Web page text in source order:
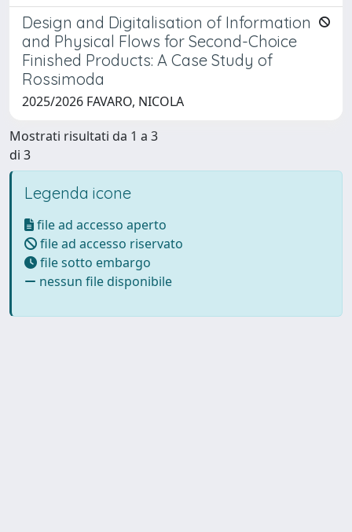
Design and Digitalisation of Information
and Physical Flows for Second-Choice
Finished Products: A Case Study of
Rossimoda
2025/2026 FAVARO, NICOLA
Mostrati risultati da 1 a 3
di 3
Legenda icone
file ad accesso aperto
file ad accesso riservato
file sotto embargo
nessun file disponibile